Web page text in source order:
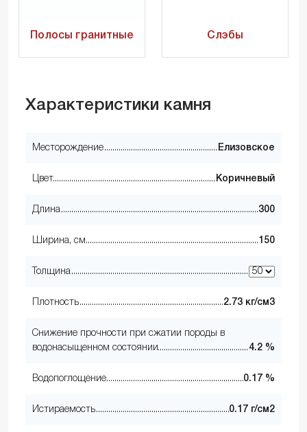
Полосы гранитные Слэбы
Характеристики камня
Месторождение Елизовское
Цвет Коричневый
Длина 300
Ширина, см 150
Толщина
Плотность 2.73 кг/см3
Снижение прочности при сжатии породы в
водонасыщенном состоянии
4.2 %
Водопоглощение 0.17 %
Истираемость 0.17 г/см2